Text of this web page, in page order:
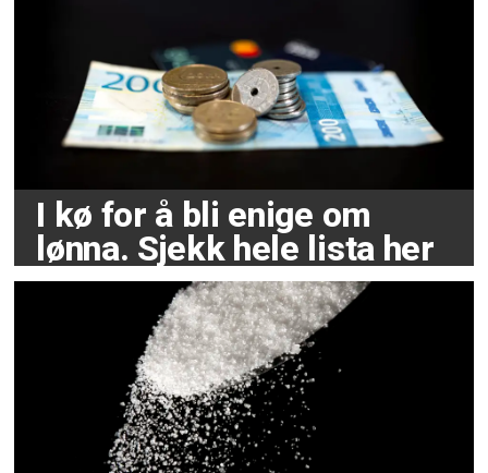
I kø for å bli enige om
lønna. Sjekk hele lista her